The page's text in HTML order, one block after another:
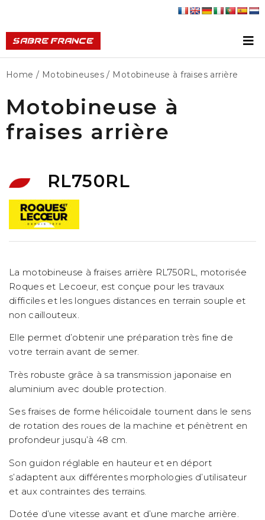
Home / Motobineuses / Motobineuse à fraises arrière
Motobineuse à
fraises arrière
RL750RL
La motobineuse à fraises arrière RL750RL, motorisée
Roques et Lecoeur, est conçue pour les travaux
difficiles et les longues distances en terrain souple et
non caillouteux.
Elle permet d’obtenir une préparation très fine de
votre terrain avant de semer.
Très robuste grâce à sa transmission japonaise en
aluminium avec double protection.
Ses fraises de forme hélicoïdale tournent dans le sens
de rotation des roues de la machine et pénètrent en
profondeur jusqu’à 48 cm.
Son guidon réglable en hauteur et en déport
s’adaptent aux différentes morphologies d’utilisateur
et aux contraintes des terrains.
Dotée d’une vitesse avant et d’une marche arrière.